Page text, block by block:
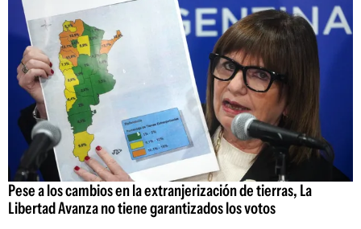
Pese a los cambios en la extranjerización de tierras, La
Libertad Avanza no tiene garantizados los votos